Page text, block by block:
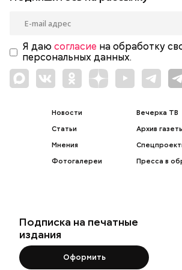
Я даю согласие на обработку
персональных данных.
Новости
Статьи
Мнения
Фотогалереи
Вечерка ТВ
Архив
Пресса в
Подписка на печатные
издания
Оформить